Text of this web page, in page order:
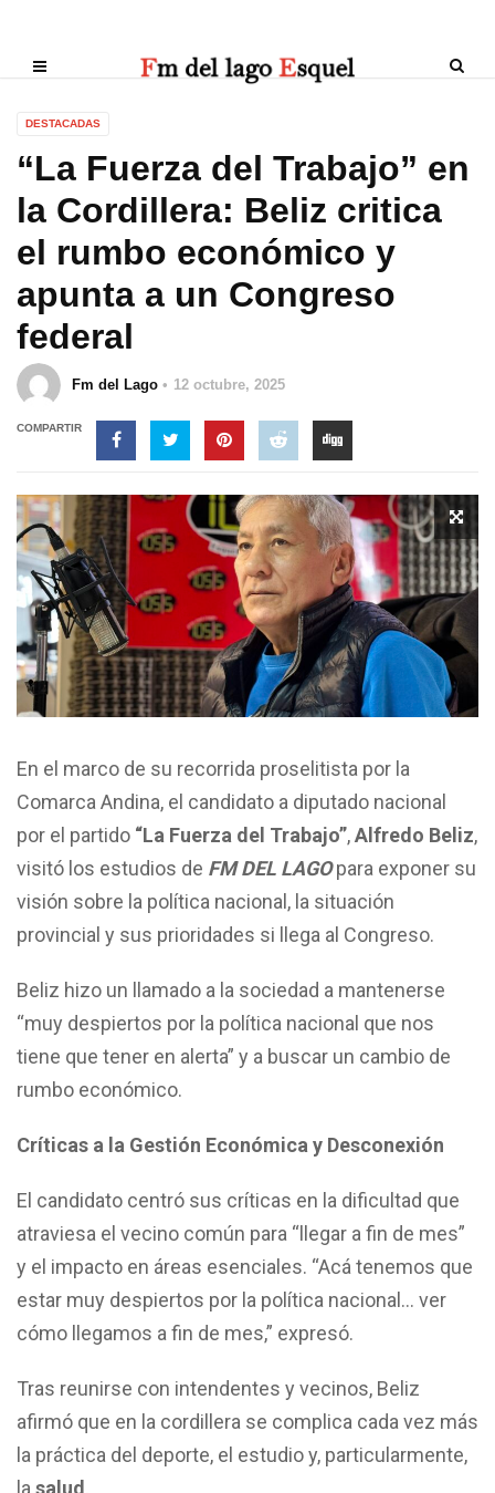
DESTACADAS
“La Fuerza del Trabajo” en
la Cordillera: Beliz critica
el rumbo económico y
apunta a un Congreso
federal
Fm del Lago 12 octubre, 2025
COMPARTIR
En el marco de su recorrida proselitista por la
Comarca Andina, el candidato a diputado nacional
por el partido “La Fuerza del Trabajo”,Alfredo Beliz,
visitó los estudios de FM DEL LAGOpara exponer su
visión sobre la política nacional, la situación
provincial y sus prioridades si llega al Congreso.
Beliz hizo un llamado a la sociedad a mantenerse
“muy despiertos por la política nacional que nos
tiene que tener en alerta” y a buscar un cambio de
rumbo económico.
Críticas a la Gestión Económica y Desconexión
El candidato centró sus críticas en la dificultad que
atraviesa el vecino común para “llegar a fin de mes”
y el impacto en áreas esenciales. “Acá tenemos que
estar muy despiertos por la política nacional… ver
cómo llegamos a fin de mes,” expresó.
Tras reunirse con intendentes y vecinos, Beliz
afirmó que en la cordillera se complica cada vez más
la práctica del deporte, el estudio y, particularmente,
la salud.